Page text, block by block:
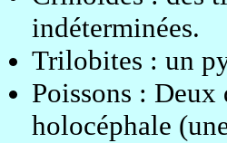
indéterminées.
Trilobites : un
Poissons : Deux
holocéphale